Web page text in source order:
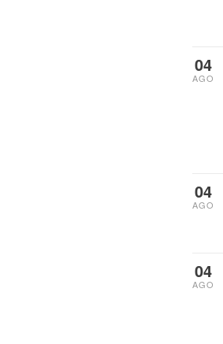
04
AGO
04
AGO
04
AGO